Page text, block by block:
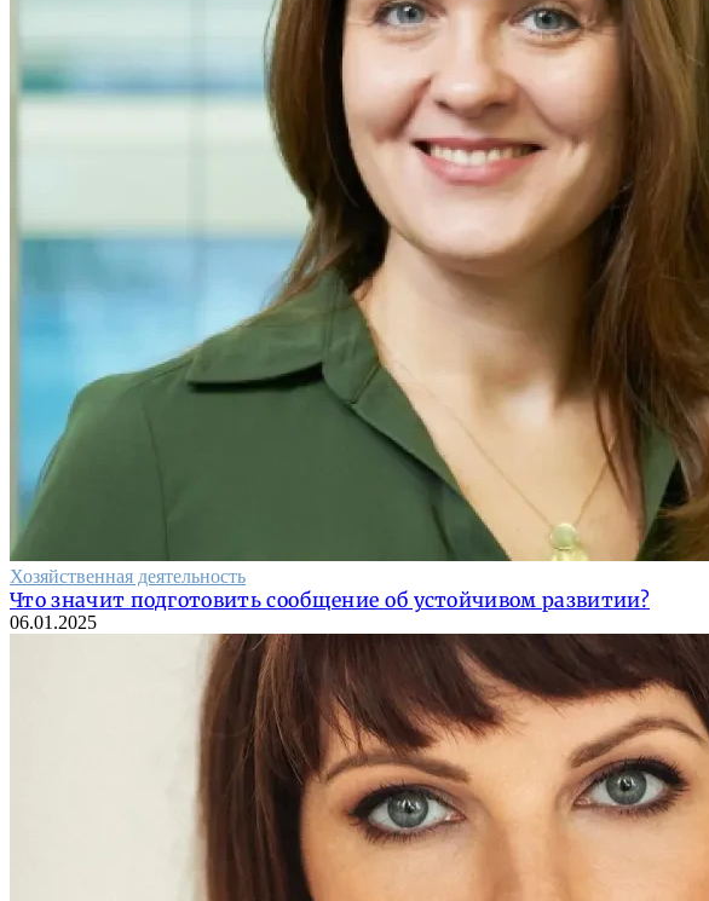
Хозяйственная деятельность
Что значит подготовить сообщение об устойчивом развитии?
06.01.2025